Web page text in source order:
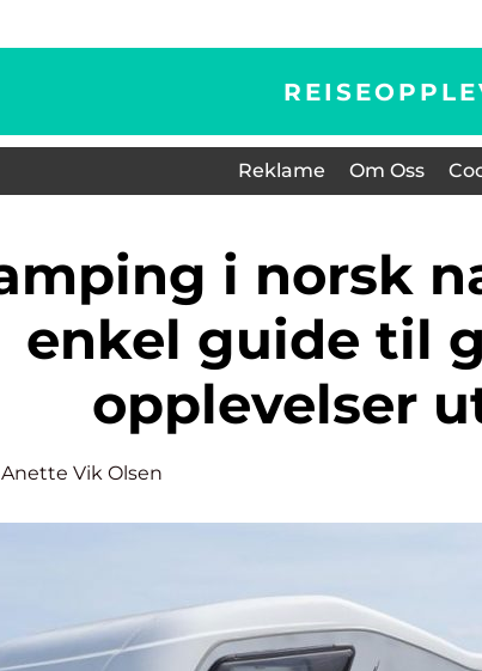
Reklame Om Oss
enkel guide til
opplevelser
Anette Vik Olsen